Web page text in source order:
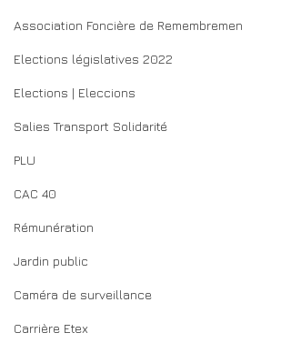
Association Foncière de Remembremen
Elections législatives 2022
Elections | Eleccions
Salies Transport Solidarité
PLU
CAC 40
Rémunération
Jardin public
Caméra de surveillance
Carrière Etex